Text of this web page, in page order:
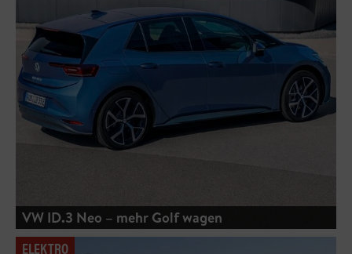
VW ID.3 Neo – mehr Golf wagen
ELEKTRO